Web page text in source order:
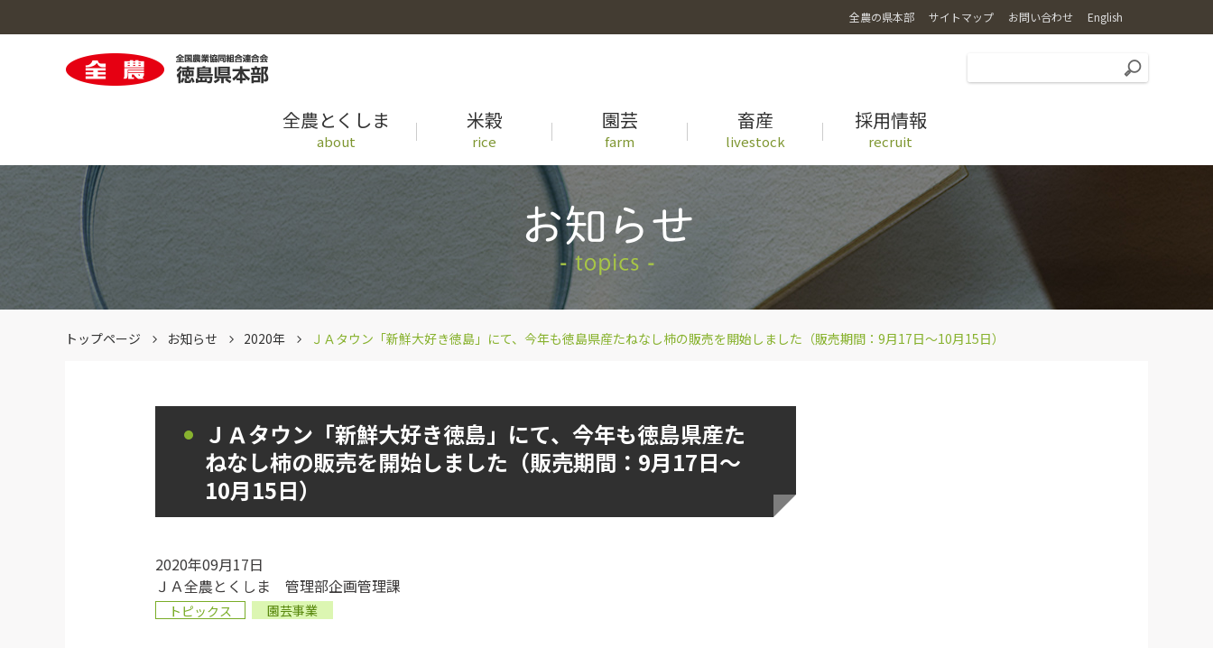
全農の県本部 サイトマップ お問い合わせ English
全農とくしま
about
米穀
rice
園芸
farm
畜産
livestock
採用情報
recruit
全農とくしまのトップへ
米穀のトップへ 徳島県産米の生育状況一覧 特別栽培米コシヒカリ乙姫米
園芸のトップへ 青果物出荷カレンダー
畜産のトップへ 牛セリ市況一覧
採用情報のトップへ 先輩職員の声
トップページ お知らせ 2020年 ＪＡタウン「新鮮大好き徳島」にて、今年も徳島県産たねなし柿の販売を開始しました（販売期間：9月17日～10月15日）
ＪＡタウン「新鮮大好き徳島」にて、今年も徳島県産た
ねなし柿の販売を開始しました（販売期間：9月17日～
10月15日）
2020年09月17日
ＪＡ全農とくしま 管理部企画管理課
トピックス 園芸事業